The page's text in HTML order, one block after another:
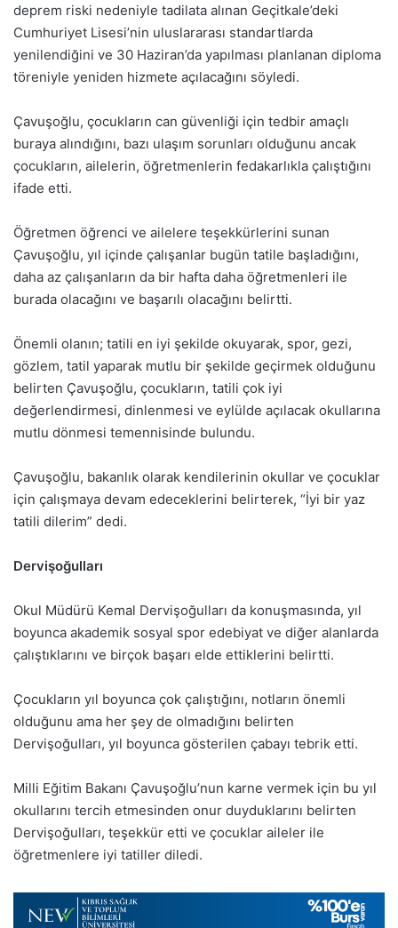
deprem riski nedeniyle tadilata alınan Geçitkale’deki
Cumhuriyet Lisesi’nin uluslararası standartlarda
yenilendiğini ve 30 Haziran’da yapılması planlanan diploma
töreniyle yeniden hizmete açılacağını söyledi.
Çavuşoğlu, çocukların can güvenliği için tedbir amaçlı
buraya alındığını, bazı ulaşım sorunları olduğunu ancak
çocukların, ailelerin, öğretmenlerin fedakarlıkla çalıştığını
ifade etti.
Öğretmen öğrenci ve ailelere teşekkürlerini sunan
Çavuşoğlu, yıl içinde çalışanlar bugün tatile başladığını,
daha az çalışanların da bir hafta daha öğretmenleri ile
burada olacağını ve başarılı olacağını belirtti.
Önemli olanın; tatili en iyi şekilde okuyarak, spor, gezi,
gözlem, tatil yaparak mutlu bir şekilde geçirmek olduğunu
belirten Çavuşoğlu, çocukların, tatili çok iyi
değerlendirmesi, dinlenmesi ve eylülde açılacak okullarına
mutlu dönmesi temennisinde bulundu.
Çavuşoğlu, bakanlık olarak kendilerinin okullar ve çocuklar
için çalışmaya devam edeceklerini belirterek, “İyi bir yaz
tatili dilerim” dedi.
Dervişoğulları
Okul Müdürü Kemal Dervişoğulları da konuşmasında, yıl
boyunca akademik sosyal spor edebiyat ve diğer alanlarda
çalıştıklarını ve birçok başarı elde ettiklerini belirtti.
Çocukların yıl boyunca çok çalıştığını, notların önemli
olduğunu ama her şey de olmadığını belirten
Dervişoğulları, yıl boyunca gösterilen çabayı tebrik etti.
Milli Eğitim Bakanı Çavuşoğlu’nun karne vermek için bu yıl
okullarını tercih etmesinden onur duyduklarını belirten
Dervişoğulları, teşekkür etti ve çocuklar aileler ile
öğretmenlere iyi tatiller diledi.